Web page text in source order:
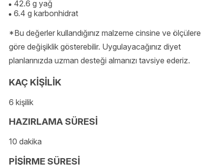
42.6 g yağ
6.4 g karbonhidrat
*Bu değerler kullandığınız malzeme cinsine ve ölçülere
göre değişiklik gösterebilir. Uygulayacağınız diyet
planlarınızda uzman desteği almanızı tavsiye ederiz.
KAÇ KİŞİLİK
6 kişilik
HAZIRLAMA SÜRESİ
10 dakika
PİŞİRME SÜRESİ